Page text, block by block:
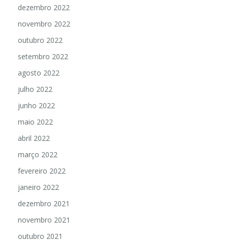
dezembro 2022
novembro 2022
outubro 2022
setembro 2022
agosto 2022
julho 2022
junho 2022
maio 2022
abril 2022
março 2022
fevereiro 2022
janeiro 2022
dezembro 2021
novembro 2021
outubro 2021